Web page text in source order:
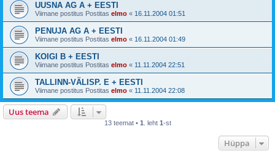
UUSNA AG A + EESTI
Viimane postitus Postitas elmo « 16.11.2004 01:51
PENUJA AG A + EESTI
Viimane postitus Postitas elmo « 16.11.2004 01:49
KOIGI B + EESTI
Viimane postitus Postitas elmo « 11.11.2004 22:51
TALLINN-VÄLISP. E + EESTI
Viimane postitus Postitas elmo « 11.11.2004 22:08
Uus teema
13 teemat • 1 . leht 1-st
Hüppa